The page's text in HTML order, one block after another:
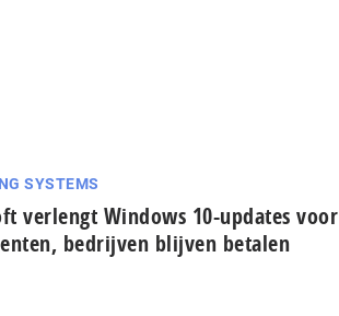
SYSTEMS
verlengt Windows 10-updates voor
bedrijven blijven betalen